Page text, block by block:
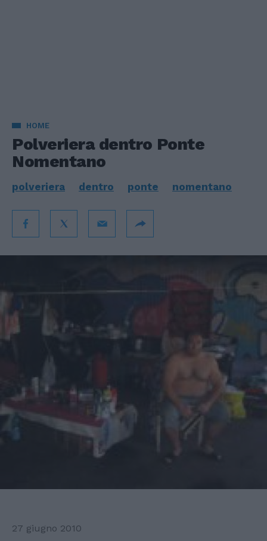
HOME
Polveriera dentro Ponte
Nomentano
polveriera dentro ponte nomentano
27 giugno 2010